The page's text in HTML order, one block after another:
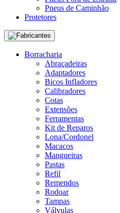
Pneus de Caminhão
Protetores
Fabricantes
Borracharia
Abraçadeiras
Adaptadores
Bicos Infladores
Calibradores
Cotas
Extensões
Ferramentas
Kit de Reparos
Lona/Cordonel
Macacos
Mangueiras
Pastas
Refil
Remendos
Rodoar
Tampas
Válvulas